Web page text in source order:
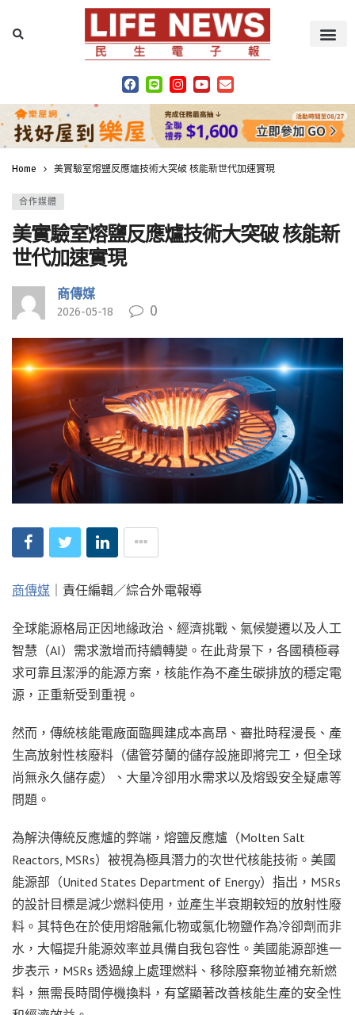
Home 美實驗室熔鹽反應爐技術大突破 核能新世代加速實現
合作媒體
美實驗室熔鹽反應爐技術大突破 核能新
世代加速實現
商傳媒
2026-05-18 0
商傳媒 ｜責任編輯／綜合外電報導
全球能源格局正因地緣政治、經濟挑戰、氣候變遷以及人工
智慧（AI）需求激增而持續轉變。在此背景下，各國積極尋
求可靠且潔淨的能源方案，核能作為不產生碳排放的穩定電
源，正重新受到重視。
然而，傳統核能電廠面臨興建成本高昂、審批時程漫長、產
生高放射性核廢料（儘管芬蘭的儲存設施即將完工，但全球
尚無永久儲存處）、大量冷卻用水需求以及熔毀安全疑慮等
問題。
為解決傳統反應爐的弊端，熔鹽反應爐（Molten Salt
Reactors, MSRs）被視為極具潛力的次世代核能技術。美國
能源部（United States Department of Energy）指出，MSRs
的設計目標是減少燃料使用，並產生半衰期較短的放射性廢
料。其特色在於使用熔融氟化物或氯化物鹽作為冷卻劑而非
水，大幅提升能源效率並具備自我包容性。美國能源部進一
步表示，MSRs 透過線上處理燃料、移除廢棄物並補充新燃
料，無需長時間停機換料，有望顯著改善核能生產的安全性